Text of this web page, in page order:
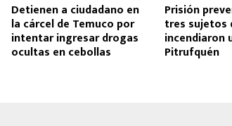
Detienen a ciudadano en
la cárcel de Temuco por
intentar ingresar drogas
ocultas en cebollas
Prisión
tres sujetos
incendiaron
Pitrufquén